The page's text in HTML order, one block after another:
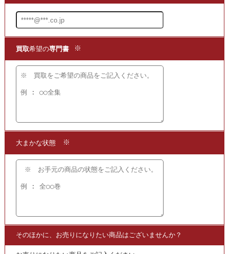
買取の専門店までお問い合わせいただき、
現在の商品の価値をお確かめください。
●買取方法は簡単3ステップ！
1.問い合わせて
2.申し込みをして
3.発送するだけ!!
買取 の段ボール箱もプレゼント!
★当店ではこちらの他にも
レスリー・キーの写真集を
ぜひこちらからご確認ください。
・レスリ-･キーの写真集買取スペシャルページはこちら!!